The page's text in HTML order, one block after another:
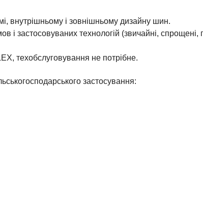
внутрішньому і зовнішньому дизайну шин.
і застосовуваних технологій (звичайні, спрощені,
техобслуговування не потрібне.
застосування: